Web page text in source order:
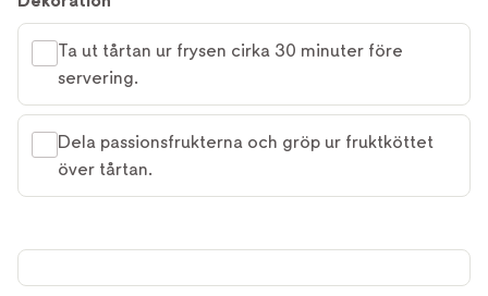
Ta ut tårtan ur frysen cirka 30 minuter före
servering.
Dela passionsfrukterna och gröp ur fruktköttet
över tårtan.